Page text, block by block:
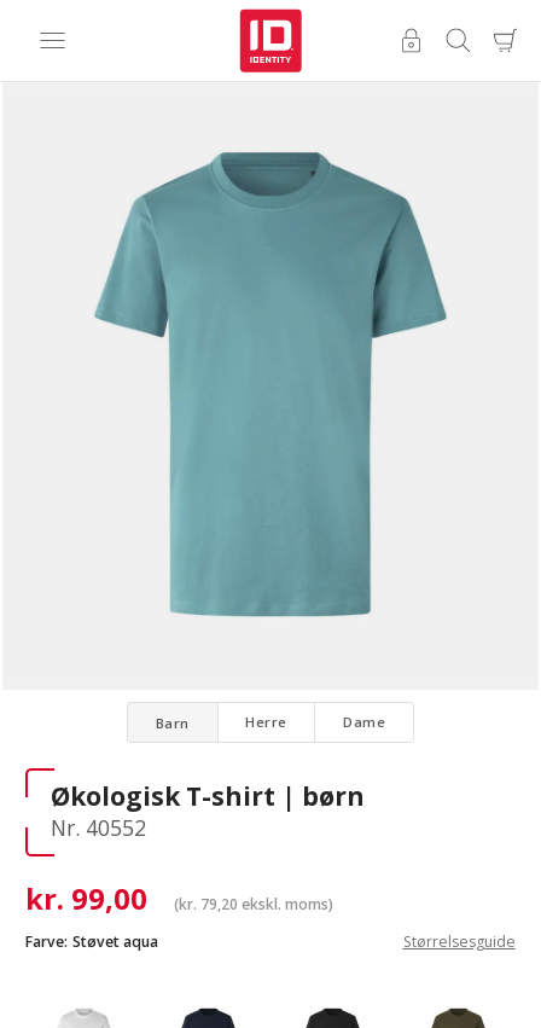
Barn Herre Dame
Økologisk T-shirt | børn
Nr. 40552
kr. 99,00 (kr. 79,20 ekskl. moms)
Farve: Støvet aqua Størrelsesguide